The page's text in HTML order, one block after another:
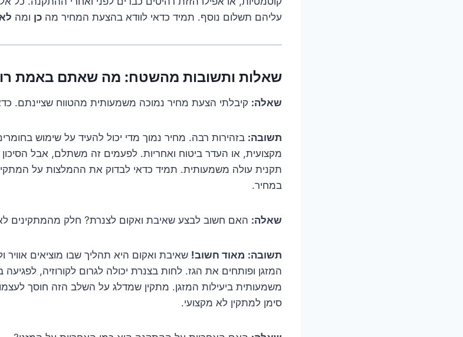
עליהם תשלום נוסף. תמיד כדאי לוודא בהצעת המחיר מה כן ומה
שאלות ותשובות מהשטח: מה שאתם באמת
שאלה: קיבלתי הצעת מחיר נמוכה משמעותית מהטווח שציינתם.
תשובה: בזהירות רבה. מחיר נמוך מדי יכול להעיד על שימוש
מקצועית, או העדר ביטוח ואחריות. לפעמים זה משתלם, אבל
תקנית עולה משמעותית. תמיד כדאי לבדוק את ההמלצות על
במחיר.
שאלה: האם חשוב לבצע שאיבת ואקום לצנרת? חלק מהמתקינים
תשובה: מאוד חשוב! שאיבת ואקום היא תהליך שבו מוציאים
המזגן ופותחים את הגז. לחות בצנרת יכולה לגרום לקורוזיה,
משמעותית ביעילות המזגן. מתקין שמדלג על השלב הזה חוסך
סימן למתקין לא מקצועי.